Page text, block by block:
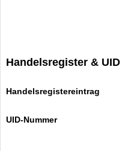
Handelsregister & UID
Handelsregistereintrag
UID-Nummer